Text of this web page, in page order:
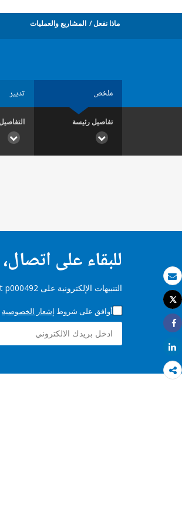
بريد الكتروني
طباعة
Tweet
Share
Share
ماذا نفعل المشاريع والعمليات
ملخص تدبير
تفاصيل رئيسة
للبقاء على
التنبيهات الإلكترونية على Project p000492
أوافق على شروط إشعار الخصوصية